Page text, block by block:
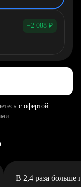
−2 088 ₽
с офертой
В 2,4 раза больше